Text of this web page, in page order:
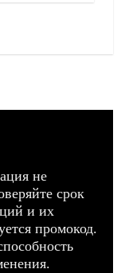
не
срок
и их
промокод.